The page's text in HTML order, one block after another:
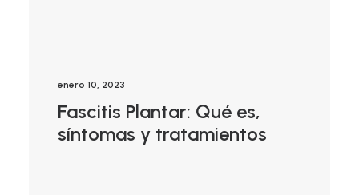
enero 10, 2023
Fascitis Plantar: Qué es,
síntomas y tratamientos